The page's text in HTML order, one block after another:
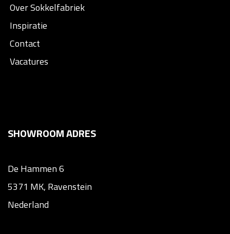
Over Sokkelfabriek
Inspiratie
Contact
Vacatures
SHOWROOM ADRES
De Hammen 6
5371 MK, Ravenstein
Nederland